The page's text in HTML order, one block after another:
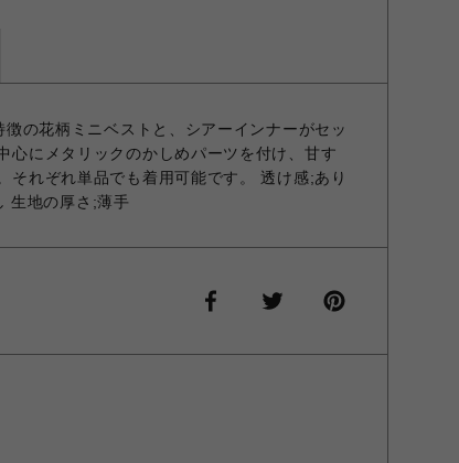
の花柄ミニベストと、シアーインナーがセッ
心にメタリックのかしめパーツを付け、甘す
それぞれ単品でも着用可能です。 透け感;あり
生地の厚さ;薄手